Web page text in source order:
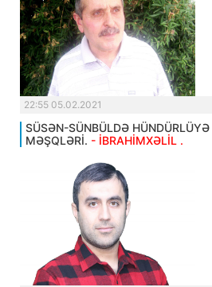
22:55 05.02.2021
SÜSƏN-SÜNBÜLDƏ
MƏŞQLƏRİ. - İBRAHİMXƏLİL .